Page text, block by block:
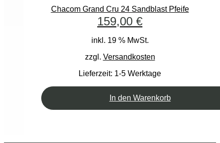
Chacom Grand Cru 24 Sandblast Pfeife
159,00 €
inkl. 19 % MwSt.
zzgl. Versandkosten
Lieferzeit: 1-5 Werktage
In den Warenkorb